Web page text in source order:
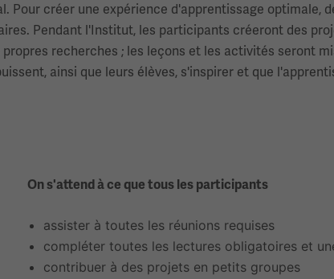
Pour créer une expérience d'apprentissage optimale,
Pendant l'Institut, les participants créeront des
recherches ; les leçons et les activités seront
ainsi que leurs élèves, s'inspirer et que
On s'attend à ce que tous les participants
assister à toutes les réunions requises
compléter toutes les lectures obligatoires et
contribuer à des projets en petits groupes